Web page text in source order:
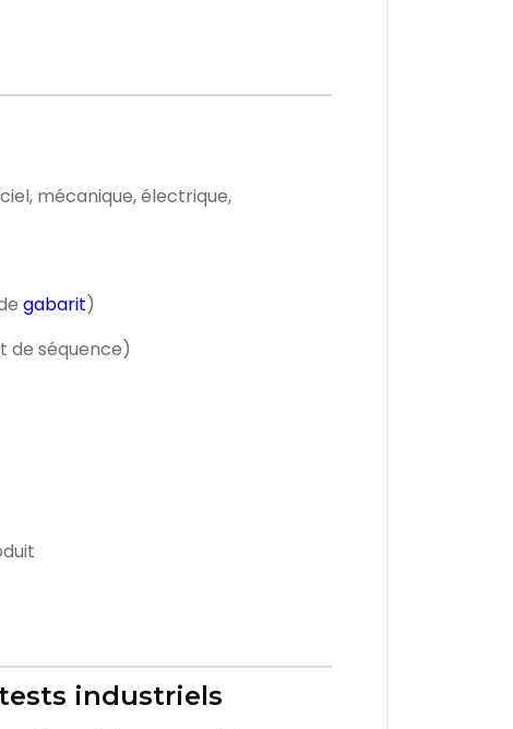
mécanique, électrique,
gabarit)
de séquence)
tests industriels